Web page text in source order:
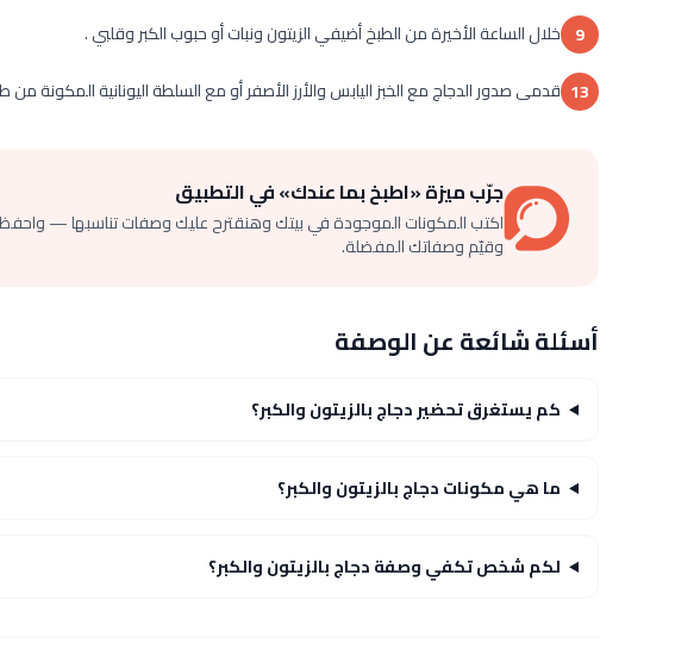
9 خلال الساعة الأخيرة من الطبخ أضيفي الزيتون ونبات أو حبوب الكبر وقلبي .
13 قدمى صدور الدجاج مع الخبز اليابس والأرز الأصفر أو مع السلطة اليونانية المكونة
جرّب ميزة «اطبخ بما عندك» في التطبيق
اكتب المكونات الموجودة في بيتك وهنقترح عليك وصفات تناسبها — واحفظ
وقيّم وصفاتك المفضلة.
أسئلة شائعة عن الوصفة
كم يستغرق تحضير دجاج بالزيتون والكبر؟
ما هي مكونات دجاج بالزيتون والكبر؟
لكم شخص تكفي وصفة دجاج بالزيتون والكبر؟